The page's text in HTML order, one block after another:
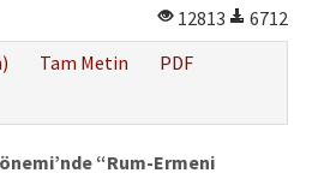
12813
6712
Tam Metin
PDF
“Rum-Ermeni